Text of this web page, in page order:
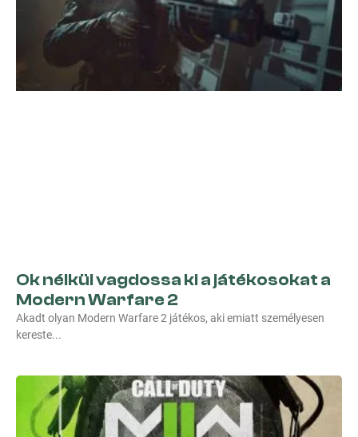
Ok nélkül vagdossa ki a játékosokat a
Modern Warfare 2
Akadt olyan Modern Warfare 2 játékos, aki emiatt személyesen
kereste